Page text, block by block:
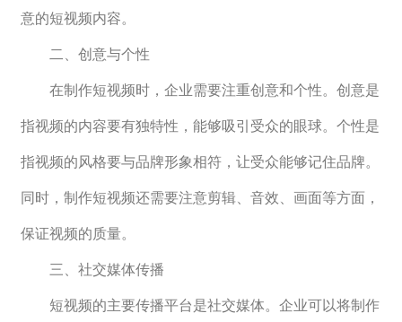
意的短视频内容。
二、创意与个性
在制作短视频时，企业需要注重创意和个性。创意是
指视频的内容要有独特性，能够吸引受众的眼球。个性是
指视频的风格要与品牌形象相符，让受众能够记住品牌。
同时，制作短视频还需要注意剪辑、音效、画面等方面，
保证视频的质量。
三、社交媒体传播
短视频的主要传播平台是社交媒体。企业可以将制作